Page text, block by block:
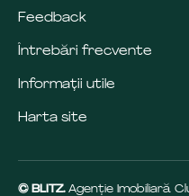
Feedback
Întrebări frecvente
Informații utile
Harta site
© BLITZ. Agenție Imobiliară